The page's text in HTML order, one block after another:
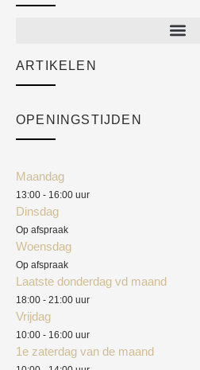
Academy
ARTIKELEN
OPENINGSTIJDEN
Maandag
13:00 - 16:00 uur
Dinsdag
Op afspraak
Woensdag
Op afspraak
Laatste donderdag vd maand
18:00 - 21:00 uur
Vrijdag
10:00 - 16:00 uur
1e zaterdag van de maand